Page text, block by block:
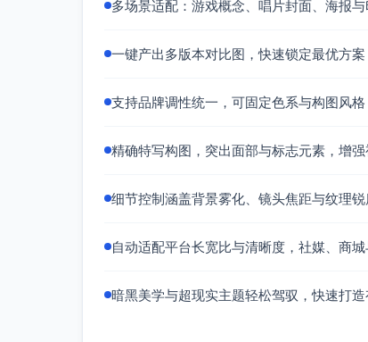
多场景适配：游戏概念、唱片封面、海报
一键产出多版本对比图，快速锁定最优方
支持品牌调性统一，可固定色系与构图风
精确特写构图，突出面部与标志元素，增
细节控制涵盖背景雾化、镜头焦距与纹理
自动适配平台长宽比与清晰度，社媒、商
暗黑美学与超现实主题轻松驾驭，快速打